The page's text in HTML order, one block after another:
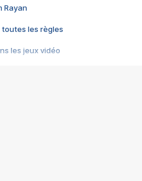
Rayan
toutes les règles
les jeux vidéo